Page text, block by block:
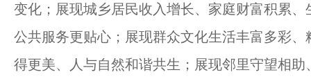
变化；展现城乡居民收入增长、家庭财富积累
公共服务更贴心；展现群众文化生活丰富多彩
得更美、人与自然和谐共生；展现邻里守望相